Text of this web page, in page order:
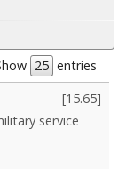
entries
[15.65]
service